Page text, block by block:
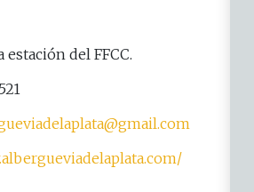
estación del FFCC.